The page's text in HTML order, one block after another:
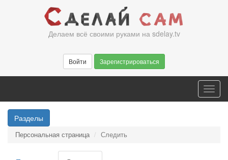
Делаем всё своими руками на sdelay.tv
Войти Зарегистрироваться
Разделы
Персональная страница Следить